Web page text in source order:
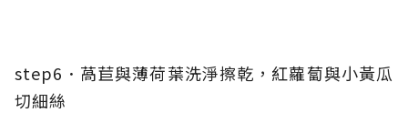
step6．萵苣與薄荷葉洗淨擦乾，紅蘿蔔與小黃瓜
切細絲